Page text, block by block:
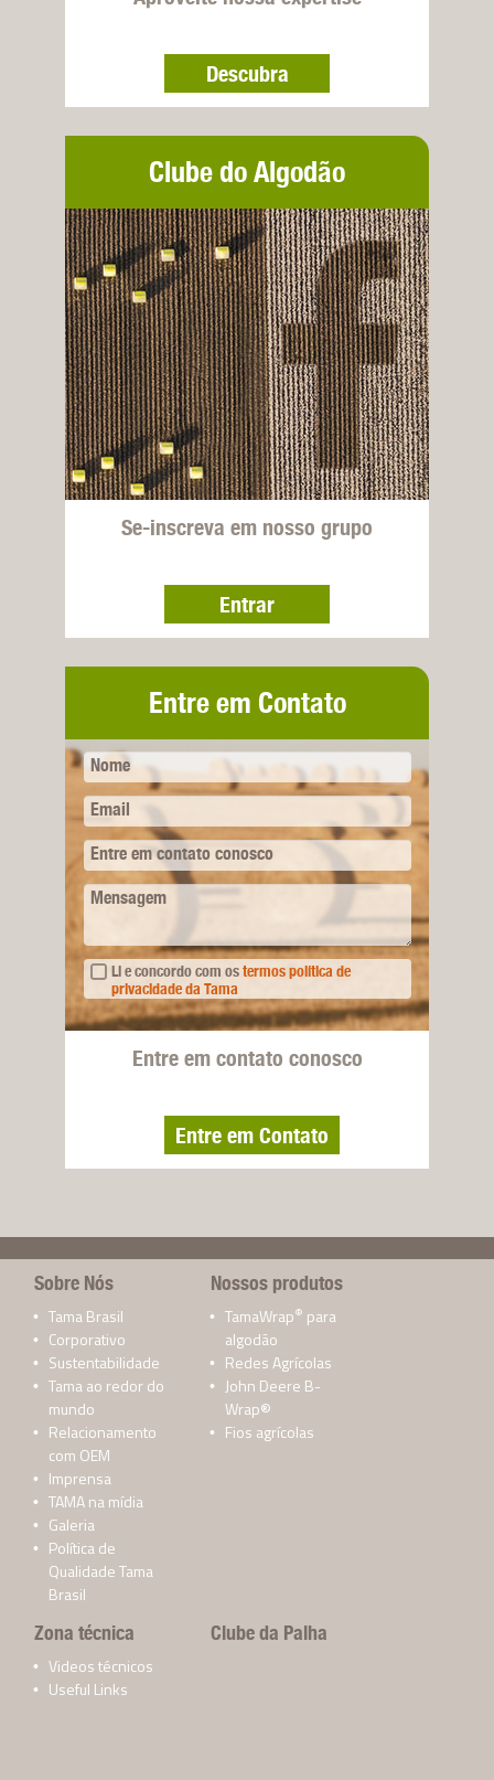
Descubra
Clube do Algodão
Se-inscreva em nosso grupo
Entrar
Entre em Contato
Nome
Email
Entre em contato conosco
Mensagem
Li e concordo com ostermos política de
privacidade da Tama
Entre em contato conosco
Entre em Contato
Sobre Nós
Tama Brasil
Corporativo
Sustentabilidade
Tama ao redor do
mundo
Relacionamento
com OEM
Imprensa
TAMA na mídia
Galeria
Política de
Qualidade Tama
Brasil
Nossos produtos
TamaWrap® para
algodão
Redes Agrícolas
John Deere B-
Wrap®
Fios agrícolas
Zona técnica
Videos técnicos
Useful Links
Clube da Palha